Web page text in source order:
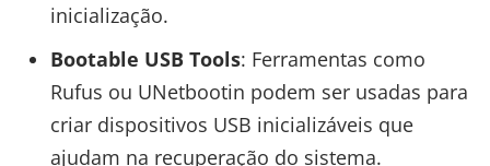
inicialização.
Bootable USB Tools: Ferramentas como
Rufus ou UNetbootin podem ser usadas para
criar dispositivos USB inicializáveis que
ajudam na recuperação do sistema.